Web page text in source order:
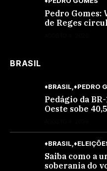
Pedro Gomes:
de Reges
BRASIL
♦BRASIL ♦PEDRO
Pedágio da
Oeste sobe
♦BRASIL
Saiba como a
soberania do